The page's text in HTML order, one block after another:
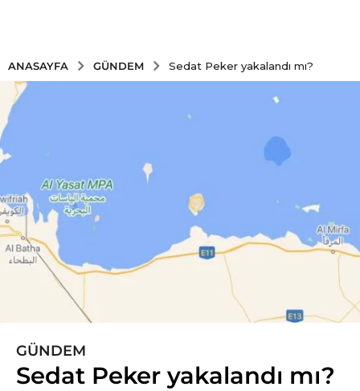
ANASAYFA GÜNDEM Sedat Peker yakalandı mı?
5
y
GÜNDEM
Sedat Peker yakalandı mı?